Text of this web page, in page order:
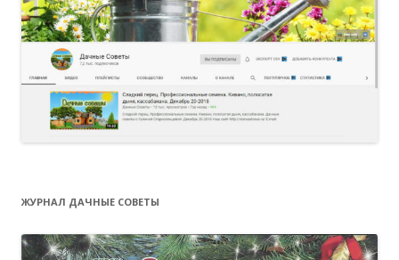
ЖУРНАЛ ДАЧНЫЕ СОВЕТЫ